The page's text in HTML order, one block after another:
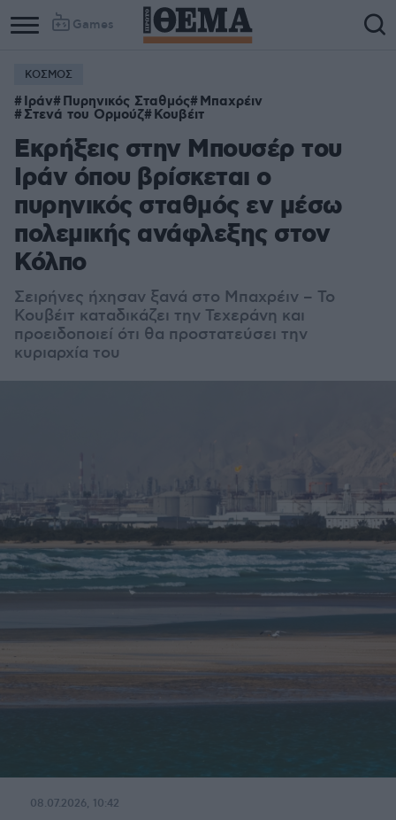
Games
ΚΟΣΜΟΣ
Ιράν Πυρηνικός Σταθμός Μπαχρέιν
Στενά του Ορμούζ Κουβέιτ
Εκρήξεις στην Μπουσέρ του
Ιράν όπου βρίσκεται ο
πυρηνικός σταθμός εν μέσω
πολεμικής ανάφλεξης στον
Κόλπο
Σειρήνες ήχησαν ξανά στο Μπαχρέιν – Το
Κουβέιτ καταδικάζει την Τεχεράνη και
προειδοποιεί ότι θα προστατεύσει την
κυριαρχία του
08.07.2026, 10:42